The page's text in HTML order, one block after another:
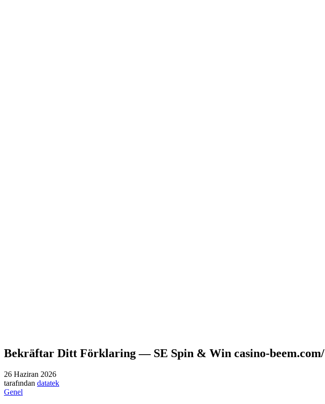
Bekräftar Ditt Förklaring — SE Spin & Win casino-beem.com/
26 Haziran 2026
tarafından datatek
Genel